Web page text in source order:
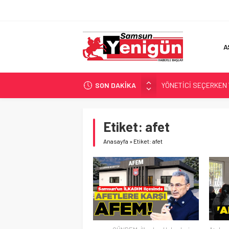
SON DAKİKA
YÖNETİCİ
GERİ SAYIM BAŞLADI
‘BAFRA’YA YATIRIM
İŞTE FINDIK FİYATI!
Etiket: afet
Anasayfa » Etiket: afet